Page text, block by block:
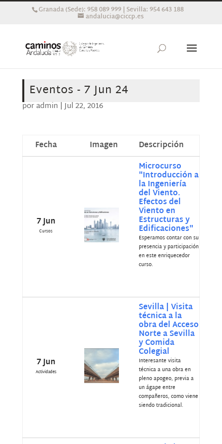
Granada (Sede): 958 089 999 | Sevilla: 954 643 188
andalucia@ciccp.es
Eventos - 7 Jun 24
poradmin |Jul 22, 2016
Fecha Imagen Descripción
7 Jun
Cursos
Microcurso
"Introducción a
la Ingeniería
del Viento.
Efectos del
Viento en
Estructuras y
Edificaciones"
Esperamos contar con su
presencia y participación
en este enriquecedor
curso.
7 Jun
Actividades
Sevilla | Visita
técnica a la
obra del Acceso
Norte a Sevilla
y Comida
Colegial
Interesante visita
técnica a una obra en
pleno apogeo, previa a
un ágape entre
compañeros, como viene
siendo tradicional.